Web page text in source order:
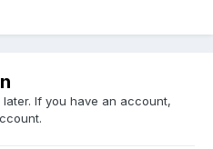
If you have an account,